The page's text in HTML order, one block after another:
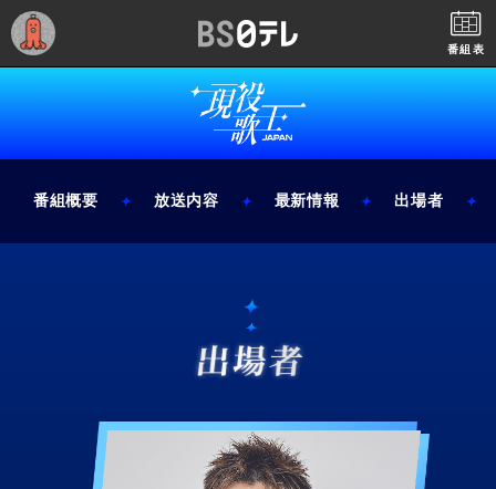
番組表
番組概要 放送内容 最新情報 出場者